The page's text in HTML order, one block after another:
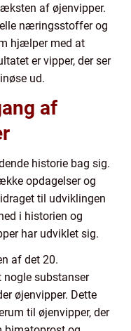
af øjenvipper.
næringsstoffer og
hjælper med at
er vipper, der ser
ud.
af
historie bag sig.
opdagelser og
til udviklingen
i historien og
har udviklet sig.
af det 20.
nogle substanser
øjenvipper. Dette
til øjenvipper, der